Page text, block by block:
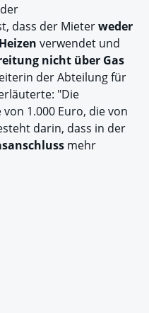
dass der Mieterweder
verwendet und
nicht über Gas
der Abteilung für
"Die
1.000 Euro, die von
darin, dass in der
mehr